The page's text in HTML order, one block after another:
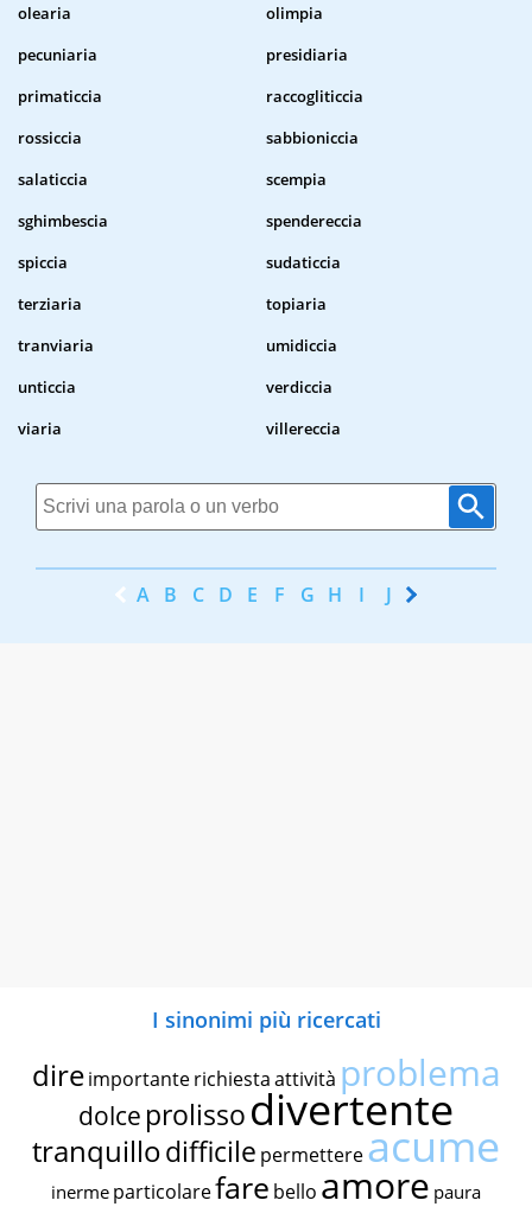
olearia
olimpia
pecuniaria
presidiaria
primaticcia
raccogliticcia
rossiccia
sabbioniccia
salaticcia
scempia
sghimbescia
spendereccia
spiccia
sudaticcia
terziaria
topiaria
tranviaria
umidiccia
unticcia
verdiccia
viaria
villereccia
A B C D E F G H I J K
I sinonimi più ricercati
dire importante richiestaattività problema
dolce prolissodivertente
tranquillodifficile permettereacume
inerme particolarefare bello amore paura